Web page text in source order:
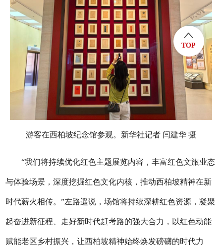
游客在西柏坡纪念馆参观。新华社记者 闫建华 摄
“我们将持续优化红色主题展览内容，丰富红色文旅业态
与体验场景，深度挖掘红色文化内核，推动西柏坡精神在新
时代薪火相传。”左路遥说，场馆将持续深耕红色资源，凝聚
起奋进新征程、走好新时代赶考路的强大合力，以红色动能
赋能老区乡村振兴，让西柏坡精神始终焕发磅礴的时代力
TOP